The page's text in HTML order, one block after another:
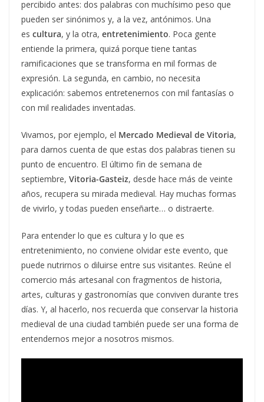
percibido antes: dos palabras con muchísimo peso que
pueden ser sinónimos y, a la vez, antónimos. Una
es cultura, y la otra, entretenimiento. Poca gente
entiende la primera, quizá porque tiene tantas
ramificaciones que se transforma en mil formas de
expresión. La segunda, en cambio, no necesita
explicación: sabemos entretenernos con mil fantasías o
con mil realidades inventadas.
Vivamos, por ejemplo, el Mercado Medieval de Vitoria,
para darnos cuenta de que estas dos palabras tienen su
punto de encuentro. El último fin de semana de
septiembre, Vitoria-Gasteiz, desde hace más de veinte
años, recupera su mirada medieval. Hay muchas formas
de vivirlo, y todas pueden enseñarte… o distraerte.
Para entender lo que es cultura y lo que es
entretenimiento, no conviene olvidar este evento, que
puede nutrirnos o diluirse entre sus visitantes. Reúne el
comercio más artesanal con fragmentos de historia,
artes, culturas y gastronomías que conviven durante tres
días. Y, al hacerlo, nos recuerda que conservar la historia
medieval de una ciudad también puede ser una forma de
entendernos mejor a nosotros mismos.